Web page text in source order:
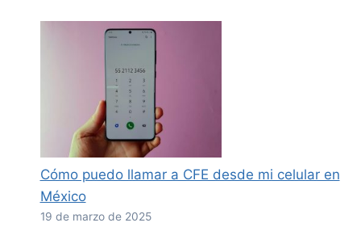
Cómo puedo llamar a CFE desde mi celular en
México
19 de marzo de 2025